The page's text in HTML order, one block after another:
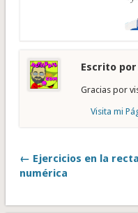
Escrito por
Gracias por
Visita mi
← Ejercicios en la recta
numérica